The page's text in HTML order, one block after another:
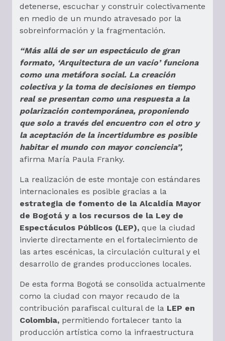
detenerse, escuchar y construir colectivamente
en medio de un mundo atravesado por la
sobreinformación y la fragmentación.
“Más allá de ser un espectáculo de gran
formato, ‘Arquitectura de un vacío’ funciona
como una metáfora social. La creación
colectiva y la toma de decisiones en tiempo
real se presentan como una respuesta a la
polarización contemporánea, proponiendo
que solo a través del encuentro con el otro y
la aceptación de la incertidumbre es posible
habitar el mundo con mayor conciencia”,
afirma María Paula Franky.
La realización de este montaje con estándares
internacionales es posible gracias a la
estrategia de fomento de la Alcaldía Mayor
de Bogotá y a los recursos de la Ley de
Espectáculos Públicos (LEP), que la ciudad
invierte directamente en el fortalecimiento de
las artes escénicas, la circulación cultural y el
desarrollo de grandes producciones locales.
De esta forma Bogotá se consolida actualmente
como la ciudad con mayor recaudo de la
contribución parafiscal cultural de la LEP en
Colombia, permitiendo fortalecer tanto la
producción artística como la infraestructura